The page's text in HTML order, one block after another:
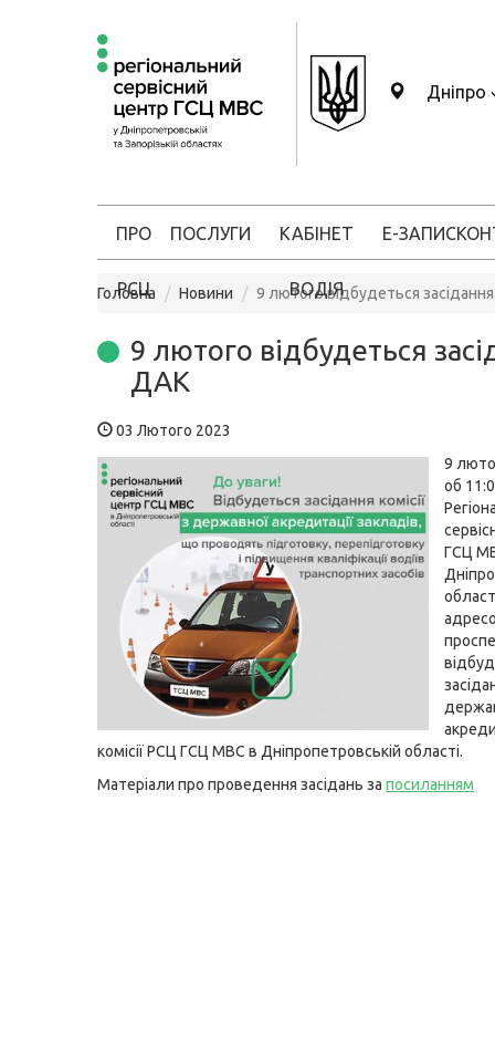
Дніпро
ПРО
РСЦ
ПОСЛУГИ КАБІНЕТ
ВОДІЯ
Е-ЗАПИС
Головна Новини 9 лютого відбудеться
9 лютого відбудеться
ДАК
03 Лютого 2023
9
об
ГСЦ
комісії РСЦ ГСЦ МВС в Дніпропетровській області.
Матеріали про проведення засідань за посиланням